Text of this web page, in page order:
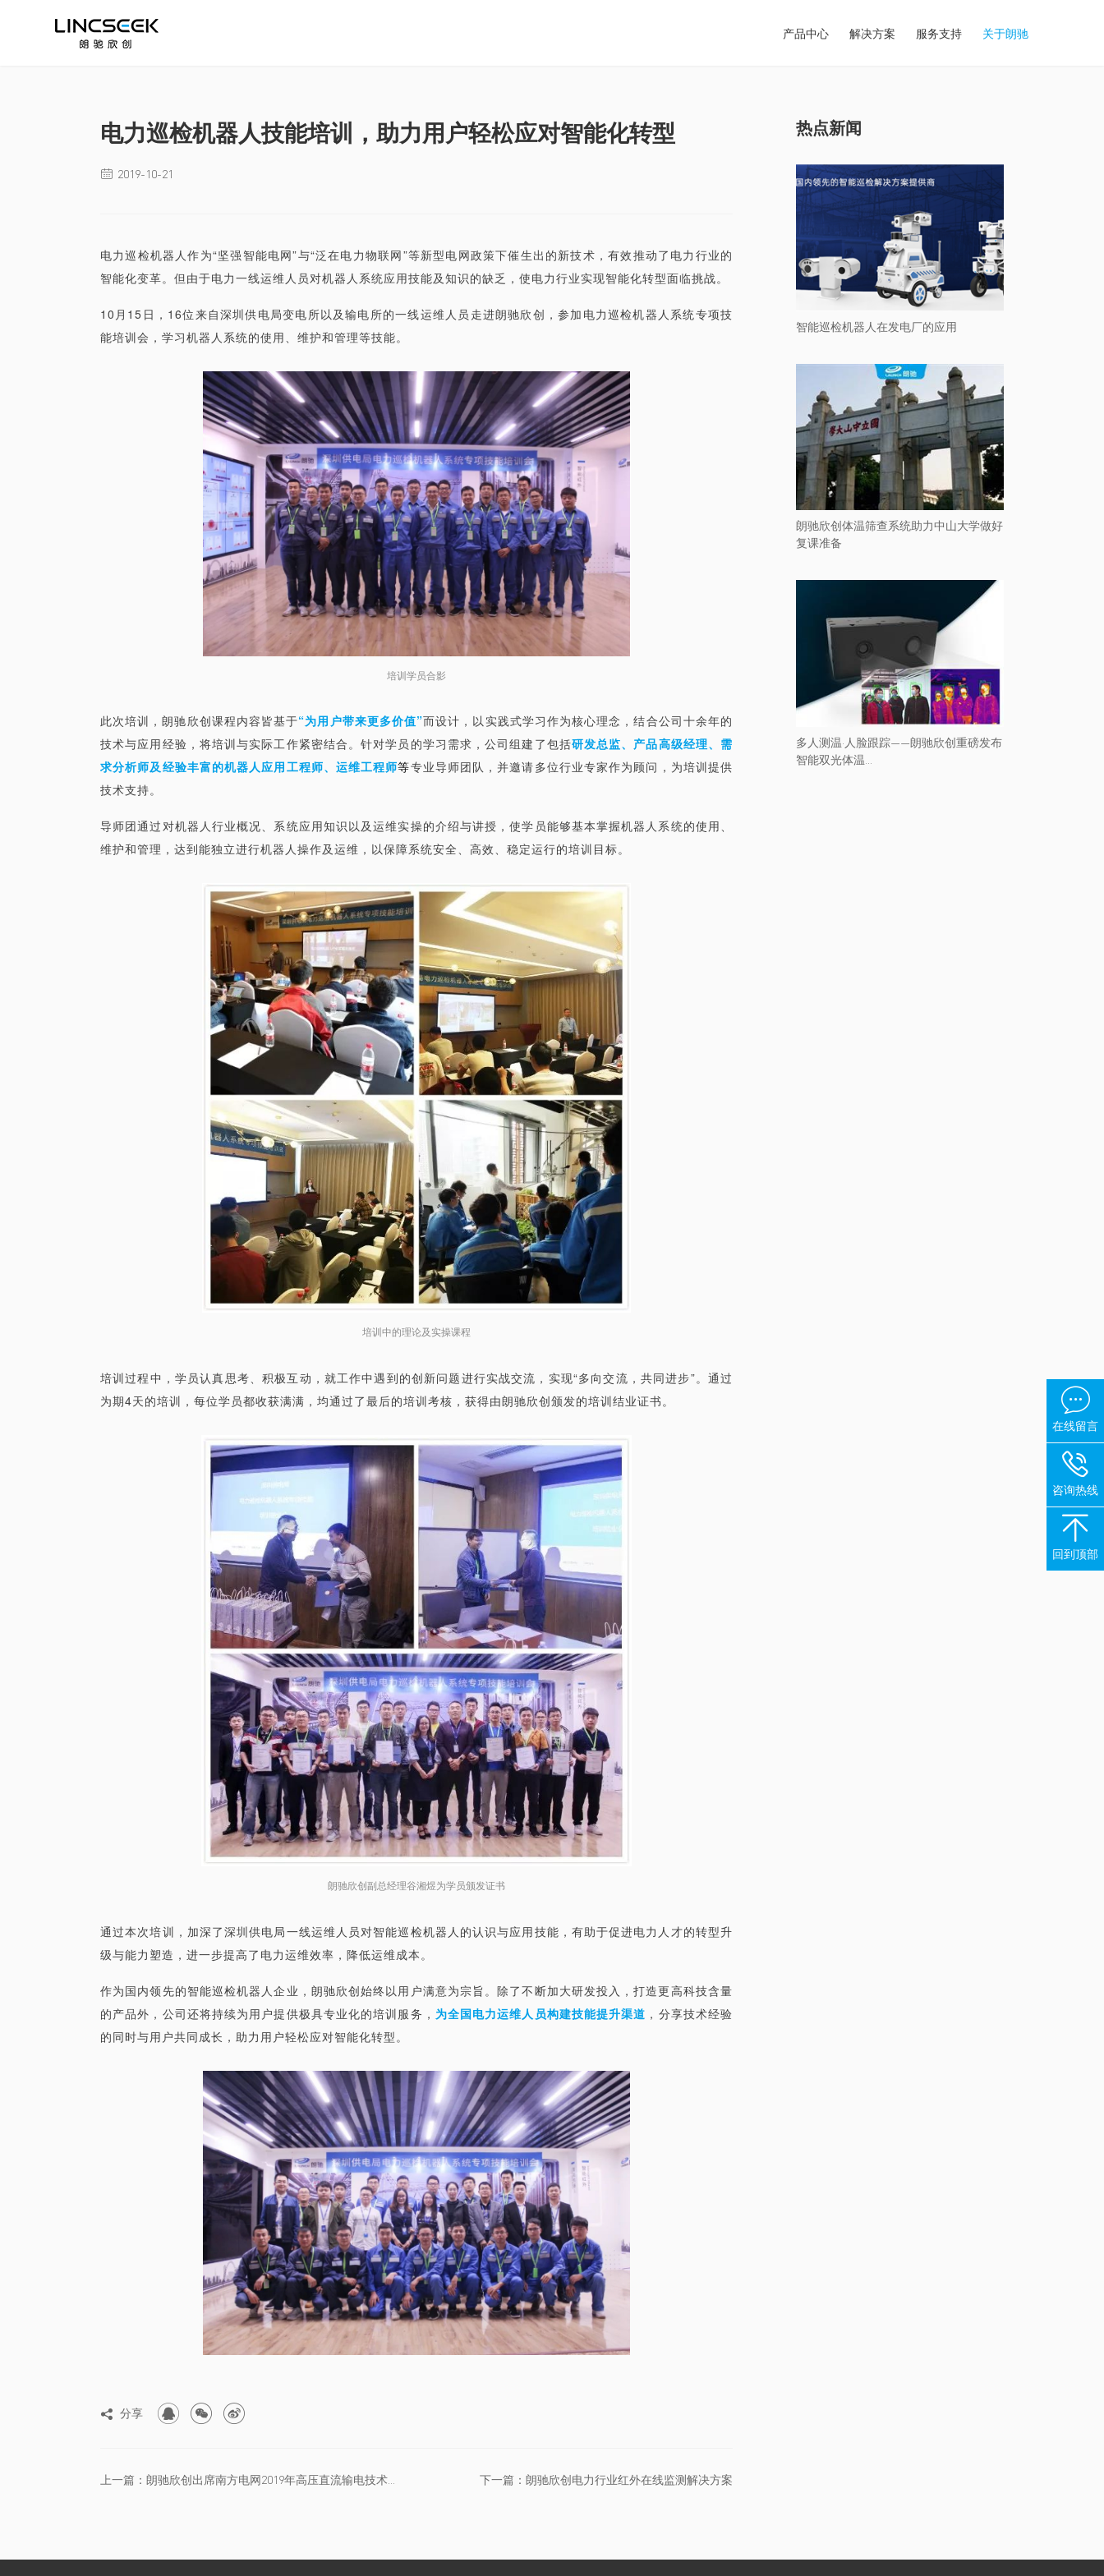
产品中心 解决方案 服务支持 关于朗驰
电力巡检机器人技能培训，助力用户轻松应对智能化转型
 2019-10-21
电力巡检机器人作为“坚强智能电网”与“泛在电力物联网”等新型电网政策下催生出的新技术，有效推动了电力行业的
智能化变革。但由于电力一线运维人员对机器人系统应用技能及知识的缺乏，使电力行业实现智能化转型面临挑战。
10月15日，16位来自深圳供电局变电所以及输电所的一线运维人员走进朗驰欣创，参加电力巡检机器人系统专项技
能培训会，学习机器人系统的使用、维护和管理等技能。
培训学员合影
此次培训，朗驰欣创课程内容皆基于“为用户带来更多价值”而设计，以实践式学习作为核心理念，结合公司十余年的
技术与应用经验，将培训与实际工作紧密结合。针对学员的学习需求，公司组建了包括研发总监、产品高级经理、需
求分析师及经验丰富的机器人应用工程师、运维工程师等专业导师团队，并邀请多位行业专家作为顾问，为培训提供
技术支持。
导师团通过对机器人行业概况、系统应用知识以及运维实操的介绍与讲授，使学员能够基本掌握机器人系统的使用、
维护和管理，达到能独立进行机器人操作及运维，以保障系统安全、高效、稳定运行的培训目标。
培训中的理论及实操课程
培训过程中，学员认真思考、积极互动，就工作中遇到的创新问题进行实战交流，实现“多向交流，共同进步”。 通过
为期4天的培训，每位学员都收获满满，均通过了最后的培训考核，获得由朗驰欣创颁发的培训结业证书。
朗驰欣创副总经理谷湘煜为学员颁发证书
通过本次培训，加深了深圳供电局一线运维人员对智能巡检机器人的认识与应用技能，有助于促进电力人才的转型升
级与能力塑造，进一步提高了电力运维效率，降低运维成本。
作为国内领先的智能巡检机器人企业，朗驰欣创始终以用户满意为宗旨。除了不断加大研发投入，打造更高科技含量
的产品外，公司还将持续为用户提供极具专业化的培训服务， 为全国电力运维人员构建技能提升渠道 ，分享技术经验
的同时与用户共同成长，助力用户轻松应对智能化转型。
 分享   
下一篇：朗驰欣创电力行业红外在线监测解决方案
热点新闻
智能巡检机器人在发电厂的应用
朗驰欣创体温筛查系统助力中山大学做好
复课准备
多人测温·人脸跟踪——朗驰欣创重磅发布
智能双光体温...

在线留言

咨询热线

回到顶部